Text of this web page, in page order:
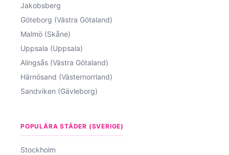
Jakobsberg
Göteborg (Västra Götaland)
Malmö (Skåne)
Uppsala (Uppsala)
Alingsås (Västra Götaland)
Härnösand (Västernorrland)
Sandviken (Gävleborg)
POPULÄRA STÄDER (SVERIGE)
Stockholm